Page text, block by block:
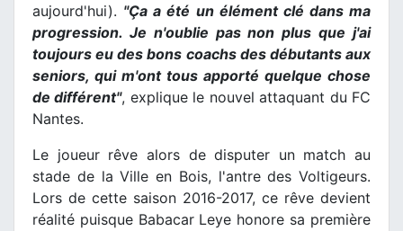
aujourd'hui). "Ça a été un élément clé dans ma
progression. Je n'oublie pas non plus que j'ai
toujours eu des bons coachs des débutants aux
seniors, qui m'ont tous apporté quelque chose
de différent", explique le nouvel attaquant du FC
Nantes.
Le joueur rêve alors de disputer un match au
stade de la Ville en Bois, l'antre des Voltigeurs.
Lors de cette saison 2016-2017, ce rêve devient
réalité puisque Babacar Leye honore sa première